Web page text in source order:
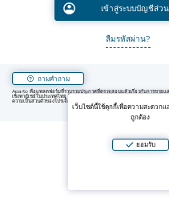
ลืมรหัสผ่าน?
เว็บไซต์นี้ใช้คุกกี้เพื่อความสะดวกแ
ถูกต้อง
ยอมรับ
ถามคำถาม
Aparto คือแพลตฟอร์มที่รวบรวมประกาศที่ตรวจสอบแล้วเกี่ยวกับการขายแ
เชิงพาณิชย์ในประเทศไทย โดยการใช้แพลตฟอร์มหรือแอปพลิเคชันมือถือ
ความเป็นส่วนตัวของโปรเจ็กต์ เมื่อชำระค่าบริการ คุณยอมรับข้อตกลงใบอนุญ